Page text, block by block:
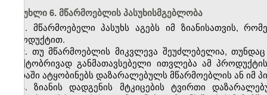
მუხლი 6. მწარმოებლის პასუხისმგებლობა
1. მწარმოებელი პასუხს აგებს იმ ზიანისათვის,
პროდუქტით.
2. თუ მწარმოებლის მიკვლევა შეუძლებელია,
ფაქტობრივად განმათავსებელი ითვლება ამ
ვადაში ატყობინებს დაზარალებულს მწარმოებლის ან
3. ზიანის დადგენის მტკიცების ტვირთი